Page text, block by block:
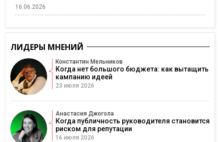
16.06.2026
ЛИДЕРЫ МНЕНИЙ
Константин Мельников
Когда нет большого бюджета: как вытащить
кампанию идеей
23 июля 2026
Анастасия Джогола
Когда публичность руководителя становится
риском для репутации
16 июля 2026